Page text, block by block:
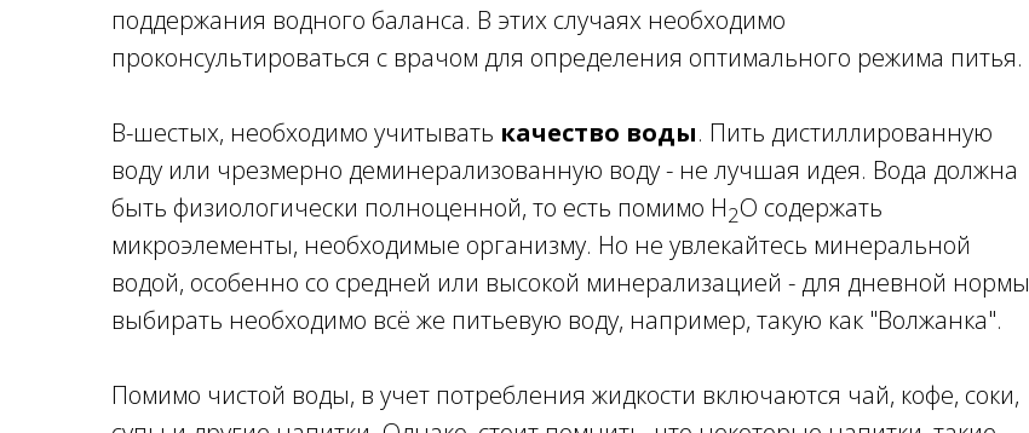
поддержания водного баланса. В этих случаях необходимо
проконсультироваться с врачом для определения оптимального режима питья.
В-шестых, необходимо учитывать качество воды. Пить дистиллированную
воду или чрезмерно деминерализованную воду - не лучшая идея. Вода должна
быть физиологически полноценной, то есть помимо H2O содержать
микроэлементы, необходимые организму. Но не увлекайтесь минеральной
водой, особенно со средней или высокой минерализацией - для дневной нормы
выбирать необходимо всё же питьевую воду, например, такую как "Волжанка".
Помимо чистой воды, в учет потребления жидкости включаются чай, кофе, соки,